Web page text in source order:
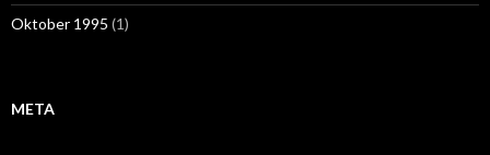
Oktober 1995 (1)
META